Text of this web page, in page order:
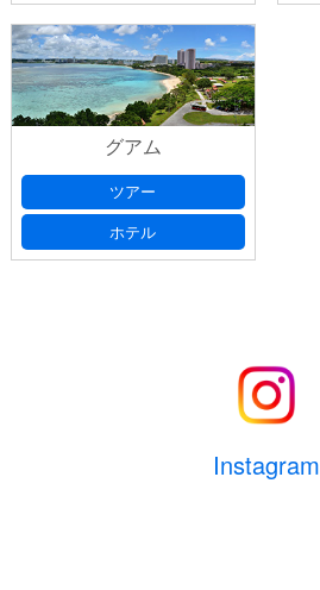
グアム
ツアー
ホテル
Instagram